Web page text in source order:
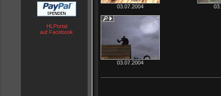
HLPortal
auf Facebook
03.07.2004
03.07.2004